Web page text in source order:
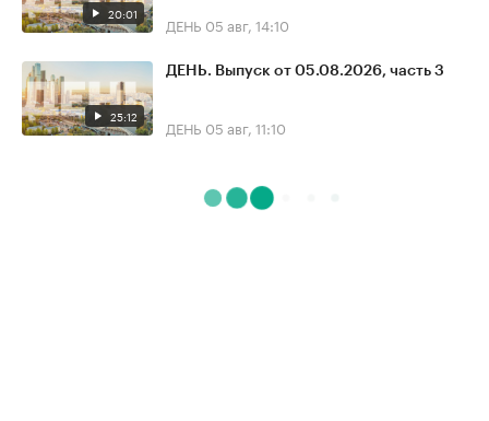
20:01 ДЕНЬ 05 авг, 14:10
25:12
ДЕНЬ. Выпуск от 05.08.2026, часть 3
ДЕНЬ 05 авг, 11:10